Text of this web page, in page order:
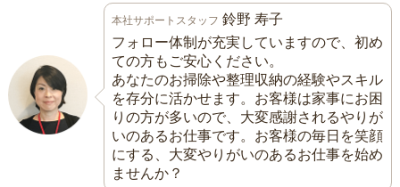
本社サポートスタッフ 鈴野 寿子
フォロー体制が充実していますので、初め
ての方もご安心ください。
あなたのお掃除や整理収納の経験やスキル
を存分に活かせます。お客様は家事にお困
りの方が多いので、大変感謝されるやりが
いのあるお仕事です。お客様の毎日を笑顔
にする、大変やりがいのあるお仕事を始め
ませんか？